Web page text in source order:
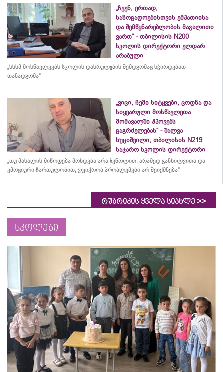
„ჩვენ, ერთად,
საზოგადოებისთვის ემპათიისა
და შემწყნარებლობის მაგალითი
ვართ“ - თბილისის N200
სკოლის დირექტორი ელდარ
არაბული
„სსსმ მოსწავლეებს სკოლის დასრულების შემდგომაც სჭირდებათ
თანადგომა“
„ვიცი, ჩემი სიტყვები, ცოდნა და
სიყვარული მოსწავლეთა
მომავალში ჰპოვებს
გაგრძელებას“ - შალვა
ხუციშვილი, თბილისის N219
საჯარო სკოლის დირექტორი
„თუ მასალის მიწოდება მოხდება არა ზეწოლით, არამედ განხილვითა და
ემოციური ჩართულობით, ვფიქრობ პრობლემები არ შეიქმნება“
რუბრიკის ყველა სიახლე >>
სკოლები